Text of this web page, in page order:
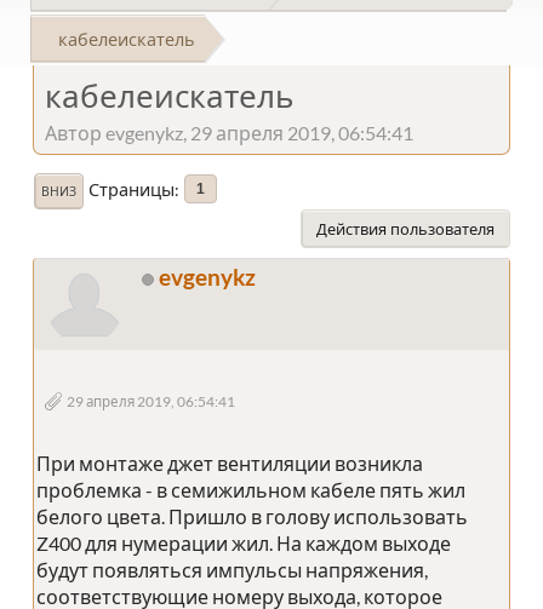
кабелеискатель
кабелеискатель
Автор evgenykz, 29 апреля 2019, 06:54:41
ВНИЗ Страницы 1
Действия пользователя
evgenykz
29 апреля 2019, 06:54:41
При монтаже джет вентиляции возникла
проблемка - в семижильном кабеле пять жил
белого цвета. Пришло в голову использовать
Z400 для нумерации жил. На каждом выходе
будут появляться импульсы напряжения,
соответствующие номеру выхода, которое